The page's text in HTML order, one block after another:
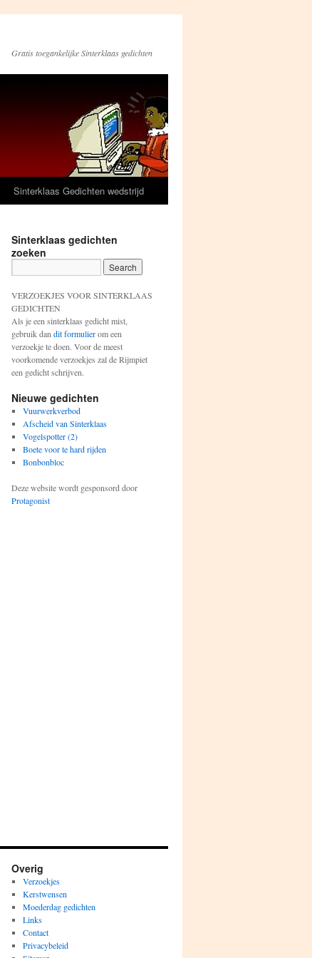
Gratis toegankelijke Sinterklaas gedichten
Sinterklaas Gedichten wedstrijd
Sinterklaas gedichten
zoeken
VERZOEKJES VOOR SINTERKLAAS
GEDICHTEN
Als je een sinterklaas gedicht mist,
gebruik dan dit formulierom een
verzoekje te doen. Voor de meest
voorkomende verzoekjes zal de Rijmpiet
een gedicht schrijven.
Nieuwe gedichten
Vuurwerkverbod
Afscheid van Sinterklaas
Vogelspotter (2)
Boete voor te hard rijden
Bonbonbloc
Deze website wordt gesponsord door
Protagonist
Overig
Verzoekjes
Kerstwensen
Moederdag gedichten
Links
Contact
Privacybeleid